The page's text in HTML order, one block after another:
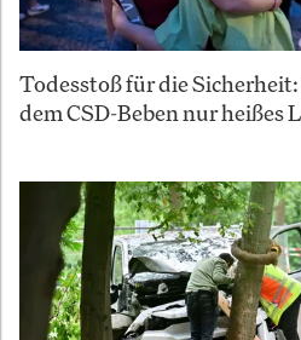
Todesstoß für die
dem CSD-Beben nur heißes